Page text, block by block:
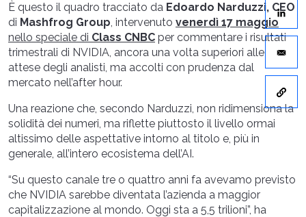
È questo il quadro tracciato da Edoardo Narduzzi, CEO
di Mashfrog Group, intervenuto venerdì 17 maggio
nello speciale di Class CNBC per commentare i risultati
trimestrali di NVIDIA, ancora una volta superiori alle
attese degli analisti, ma accolti con prudenza dal
mercato nell’after hour.
Una reazione che, secondo Narduzzi, non ridimensiona la
solidità dei numeri, ma riflette piuttosto il livello ormai
altissimo delle aspettative intorno al titolo e, più in
generale, all’intero ecosistema dell’AI.
“Su questo canale tre o quattro anni fa avevamo previsto
che NVIDIA sarebbe diventata l’azienda a maggior
capitalizzazione al mondo. Oggi sta a 5,5 trilioni”, ha